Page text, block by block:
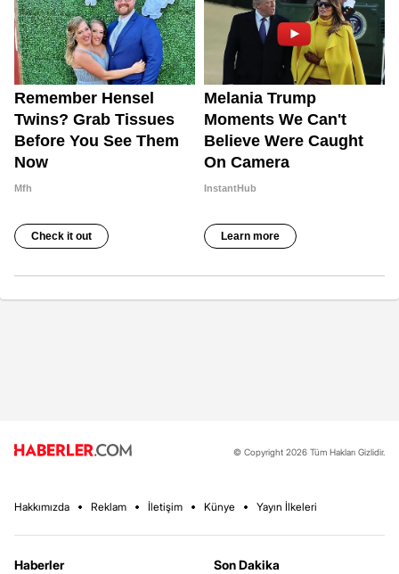
© Copyright 2026 Tüm Hakları Gizlidir.
Hakkımızda Reklam İletişim Künye Yayın İlkeleri
Haberler
Son Dakika